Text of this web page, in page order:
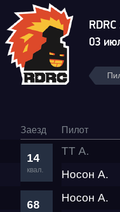
03
Заезд Пилот
14
квал.
ТТ А.
Носон А.
68
Носон А.